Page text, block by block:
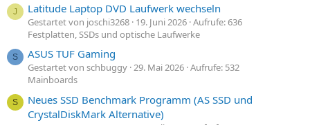
J Latitude Laptop DVD Laufwerk wechseln
Gestartet von joschi3268 19. Juni 2026 Aufrufe: 636
Festplatten, SSDs und optische Laufwerke
S ASUS TUF Gaming
Gestartet von schbuggy 29. Mai 2026 Aufrufe: 532
Mainboards
S
Neues SSD Benchmark Programm (AS SSD und
CrystalDiskMark Alternative)